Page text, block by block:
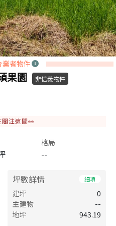
業者物件
果園 非信義物件
關注這間👀
格局
--
坪數詳情 細項
建坪
0
主建物
--
地坪
943.19